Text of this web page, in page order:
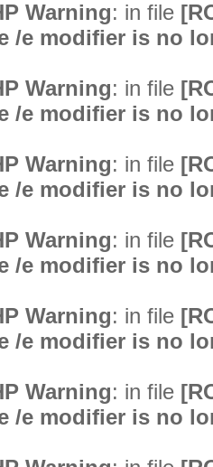
Warning: in file
/e modifier is no
Warning: in file
/e modifier is no
Warning: in file
/e modifier is no
Warning: in file
/e modifier is no
Warning: in file
/e modifier is no
Warning: in file
/e modifier is no